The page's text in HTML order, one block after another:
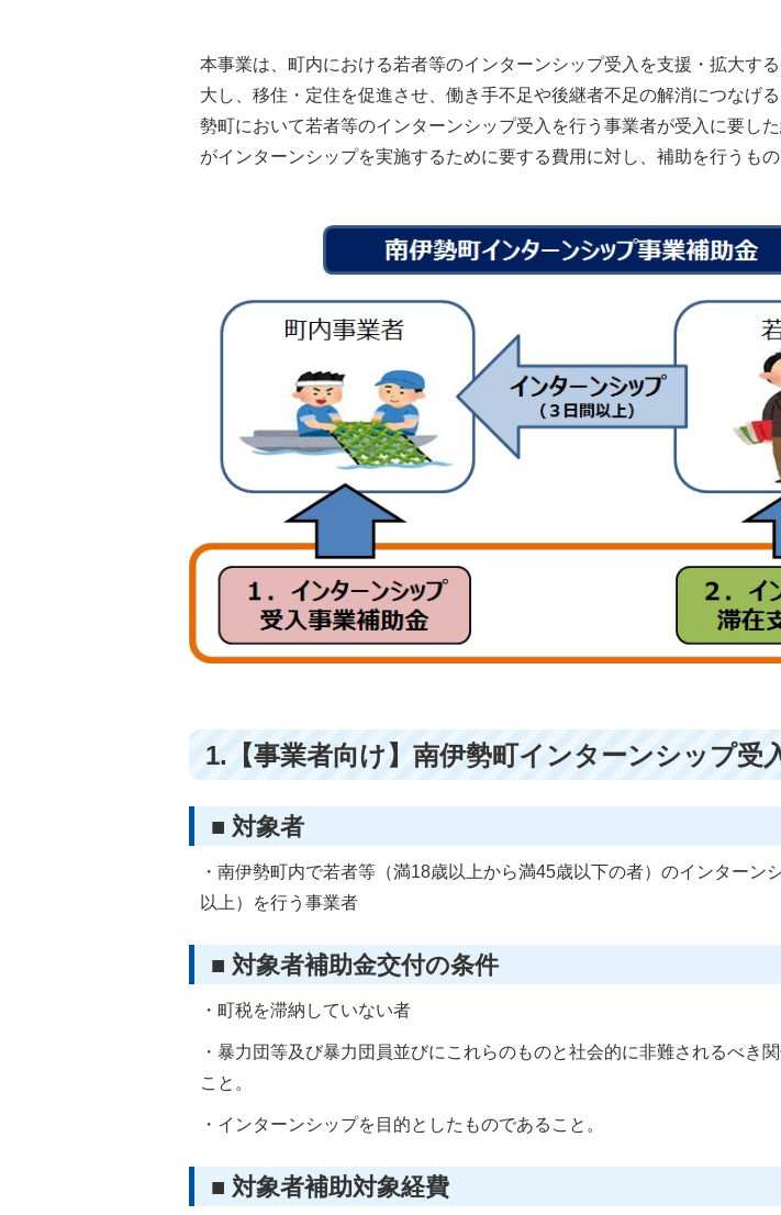
本事業は、町内における若者等のインターンシップ受入を支援・拡大す
大し、移住・定住を促進させ、働き手不足や後継者不足の解消につなげ
勢町において若者等のインターンシップ受入を行う事業者が受入に要し
がインターンシップを実施するために要する費用に対し、補助を行うもの
1.【事業者向け】南伊勢町インターンシップ受
■ 対象者
・南伊勢町内で若者等（満18歳以上から満45歳以下の者）のインターン
以上）を行う事業者
■ 対象者補助金交付の条件
・町税を滞納していない者
・暴力団等及び暴力団員並びにこれらのものと社会的に非難されるべき
こと。
・インターンシップを目的としたものであること。
■ 対象者補助対象経費